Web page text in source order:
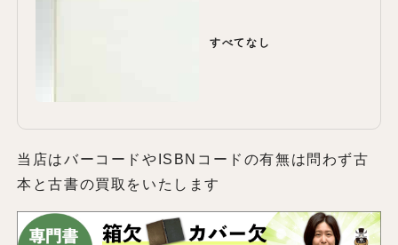
すべてなし
当店はバーコードやISBNコードの有無は問わず古
本と古書の買取をいたします